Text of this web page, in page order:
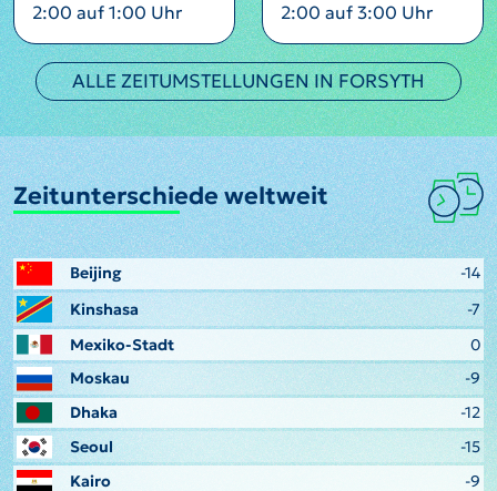
2:00 auf 1:00 Uhr
2:00 auf 3:00 Uhr
ALLE ZEITUMSTELLUNGEN IN FORSYTH
Zeitunterschiede weltweit
Beijing
-14
Kinshasa
-7
Mexiko-Stadt
0
Moskau
-9
Dhaka
-12
Seoul
-15
Kairo
-9